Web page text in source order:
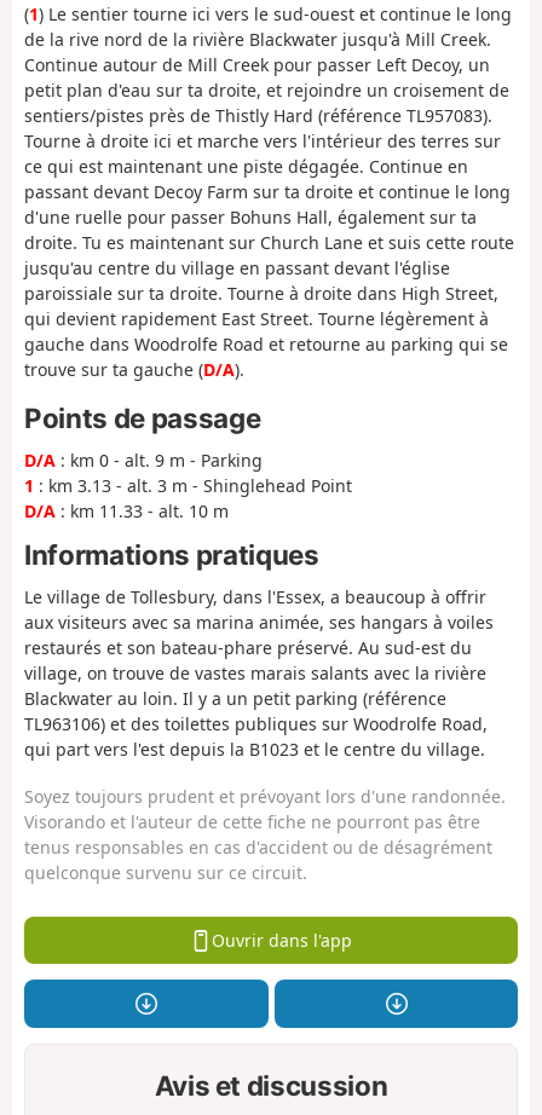
(1) Le sentier tourne ici vers le sud-ouest et continue le long
de la rive nord de la rivière Blackwater jusqu'à Mill Creek.
Continue autour de Mill Creek pour passer Left Decoy, un
petit plan d'eau sur ta droite, et rejoindre un croisement de
sentiers/pistes près de Thistly Hard (référence TL957083).
Tourne à droite ici et marche vers l'intérieur des terres sur
ce qui est maintenant une piste dégagée. Continue en
passant devant Decoy Farm sur ta droite et continue le long
d'une ruelle pour passer Bohuns Hall, également sur ta
droite. Tu es maintenant sur Church Lane et suis cette route
jusqu'au centre du village en passant devant l'église
paroissiale sur ta droite. Tourne à droite dans High Street,
qui devient rapidement East Street. Tourne légèrement à
gauche dans Woodrolfe Road et retourne au parking qui se
trouve sur ta gauche (D/A).
Points de passage
D/A : km 0 - alt. 9 m - Parking
1 : km 3.13 - alt. 3 m - Shinglehead Point
D/A : km 11.33 - alt. 10 m
Informations pratiques
Le village de Tollesbury, dans l'Essex, a beaucoup à offrir
aux visiteurs avec sa marina animée, ses hangars à voiles
restaurés et son bateau-phare préservé. Au sud-est du
village, on trouve de vastes marais salants avec la rivière
Blackwater au loin. Il y a un petit parking (référence
TL963106) et des toilettes publiques sur Woodrolfe Road,
qui part vers l'est depuis la B1023 et le centre du village.
Soyez toujours prudent et prévoyant lors d'une randonnée.
Visorando et l'auteur de cette fiche ne pourront pas être
tenus responsables en cas d'accident ou de désagrément
quelconque survenu sur ce circuit.
Ouvrir dans l'app
Avis et discussion